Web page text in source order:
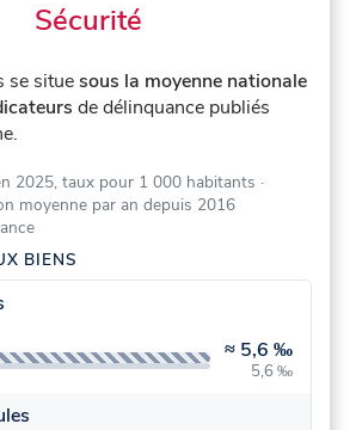
Sécurité
se situesous la moyenne nationale
de délinquance publiés
2025, taux pour 1 000 habitants ·
moyenne par an depuis 2016
BIENS
≈ 5,6 ‰
5,6 ‰